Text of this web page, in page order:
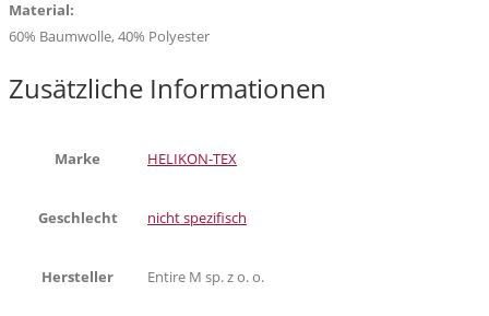
Material:
60% Baumwolle, 40% Polyester
Zusätzliche Informationen
Marke HELIKON-TEX
Geschlecht nicht spezifisch
Hersteller Entire M sp. z o. o.